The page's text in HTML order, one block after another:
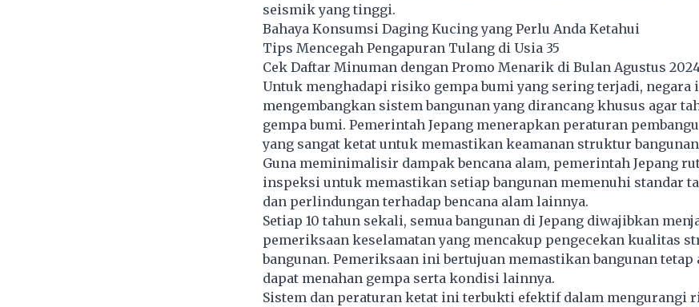
seismik yang tinggi.
Bahaya Konsumsi Daging Kucing yang Perlu Anda Ketahui
Tips Mencegah Pengapuran Tulang di Usia 35
Cek Daftar Minuman dengan Promo Menarik di Bulan Agustus
Untuk menghadapi risiko gempa bumi yang sering terjadi, negara
mengembangkan sistem bangunan yang dirancang khusus agar
gempa bumi. Pemerintah Jepang menerapkan peraturan
yang sangat ketat untuk memastikan keamanan struktur
Guna meminimalisir dampak bencana alam, pemerintah Jepang
inspeksi untuk memastikan setiap bangunan memenuhi standar
dan perlindungan terhadap bencana alam lainnya.
Setiap 10 tahun sekali, semua bangunan di Jepang diwajibkan
pemeriksaan keselamatan yang mencakup pengecekan kualitas
bangunan. Pemeriksaan ini bertujuan memastikan bangunan tetap
dapat menahan gempa serta kondisi lainnya.
Sistem dan peraturan ketat ini terbukti efektif dalam mengurangi